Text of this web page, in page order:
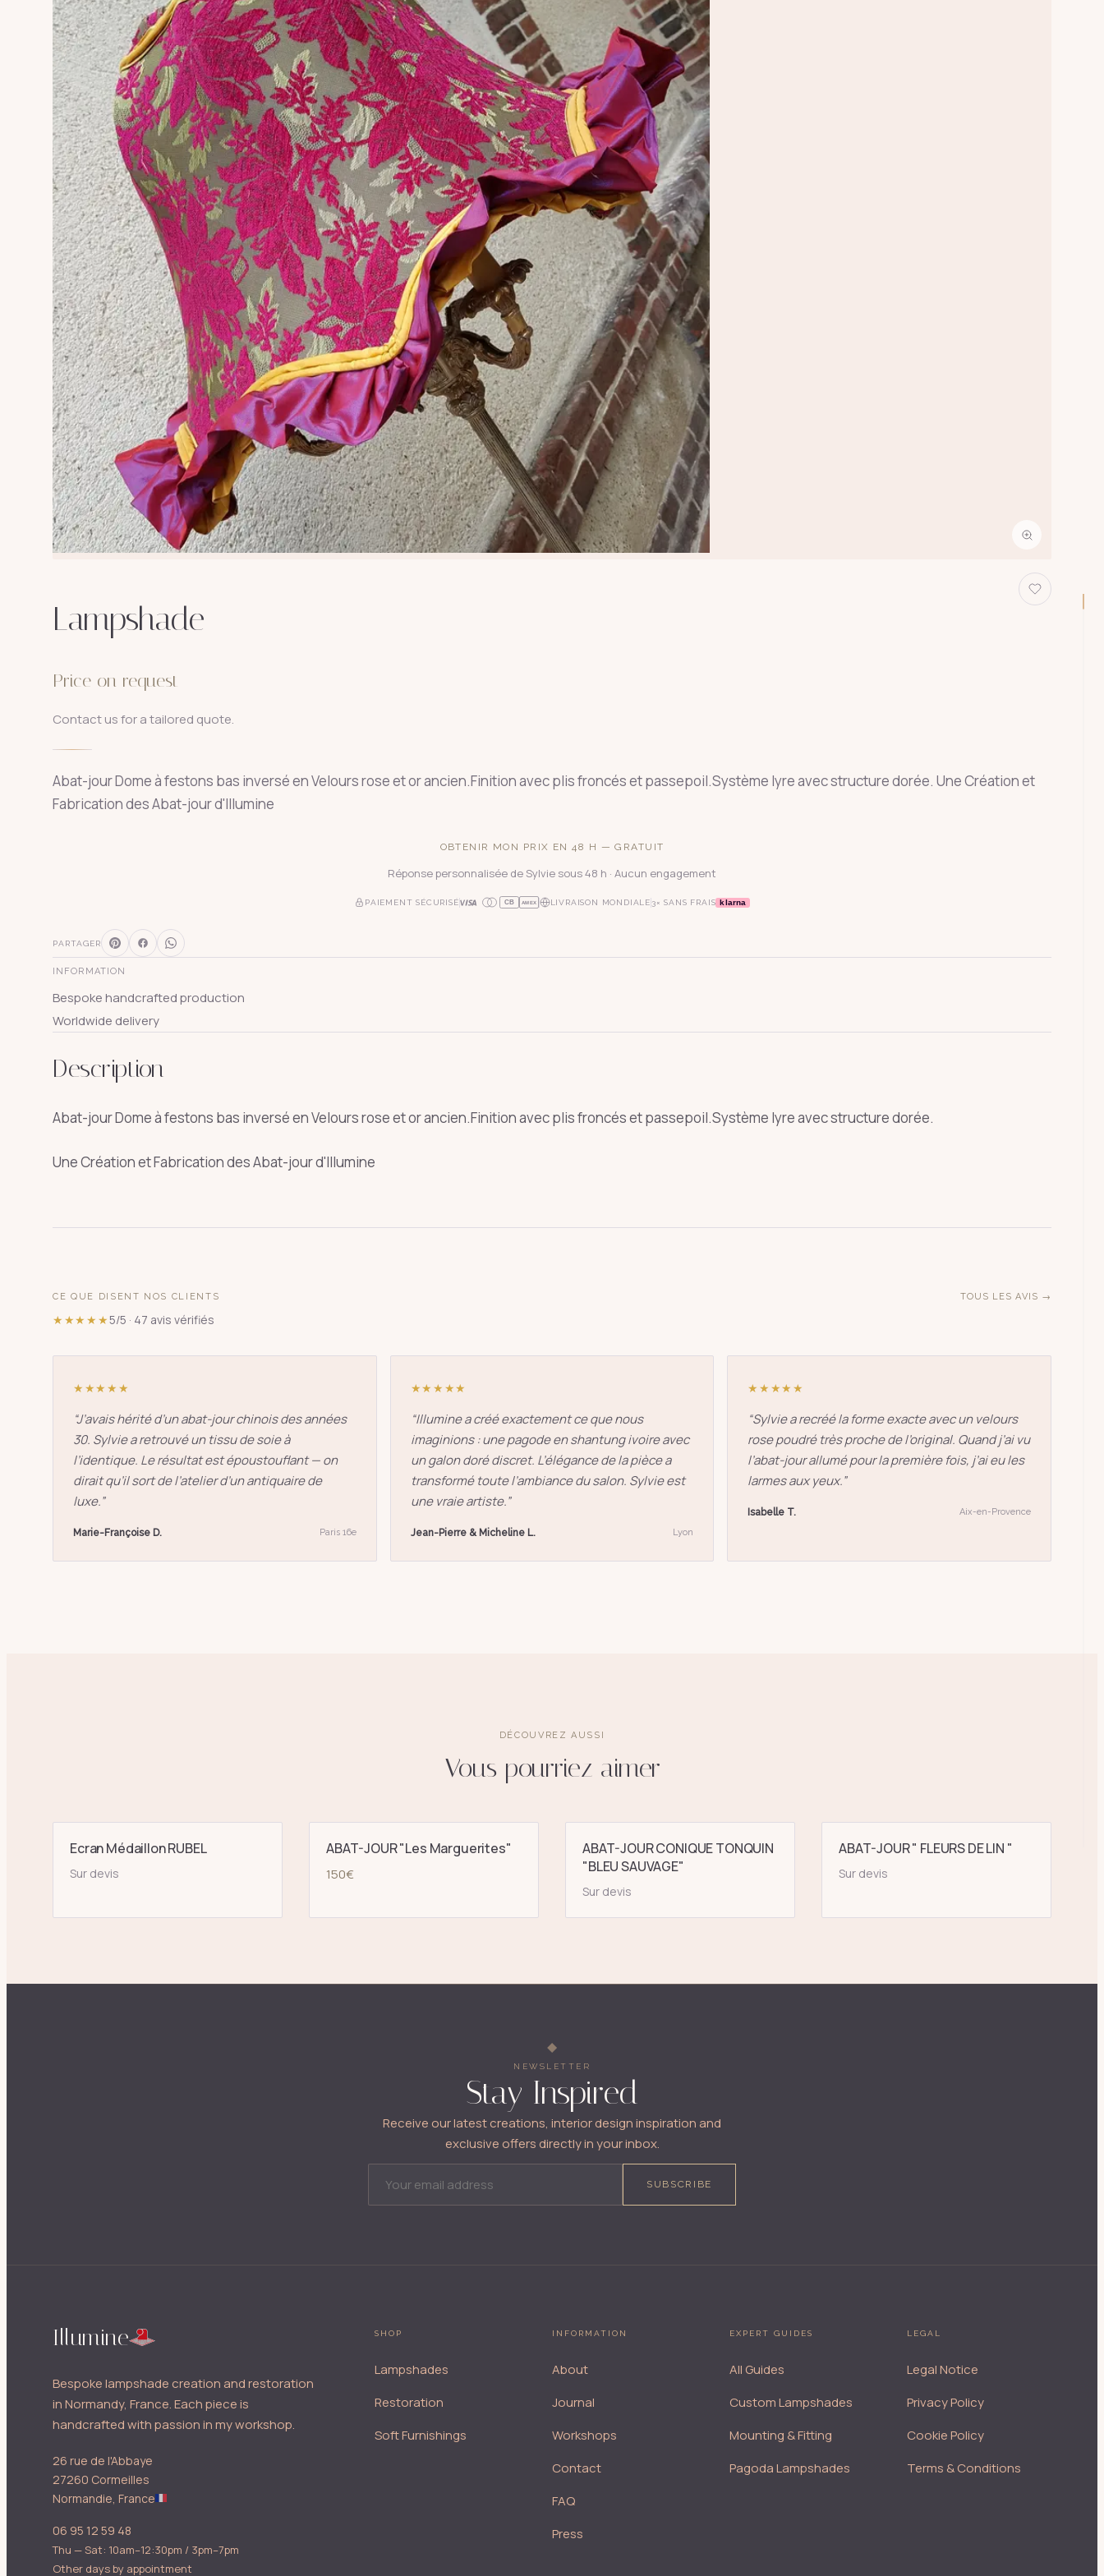
Lampshade
Price on request
Contact us for a tailored quote.
Abat-jour Dome à festons bas inversé en Velours rose et or ancien.Finition avec plis froncés et passepoil.Système lyre avec structure dorée. Une Création et
Fabrication des Abat-jour d'Illumine
OBTENIR MON PRIX EN 48 H — GRATUIT
Réponse personnalisée de Sylvie sous 48 h · Aucun engagement
PAIEMENT SÉCURISÉ CB AMEX LIVRAISON MONDIALE 3× SANS FRAIS klarna
PARTAGER
INFORMATION
Bespoke handcrafted production
Worldwide delivery
Description
Abat-jour Dome à festons bas inversé en Velours rose et or ancien.Finition avec plis froncés et passepoil.Système lyre avec structure dorée.
Une Création et Fabrication des Abat-jour d'Illumine
CE QUE DISENT NOS CLIENTS
★★★★★5/5 · 47 avis vérifiés
TOUS LES AVIS →
★★★★★
“J’avais hérité d’un abat-jour chinois des années
30. Sylvie a retrouvé un tissu de soie à
l’identique. Le résultat est époustouflant — on
dirait qu’il sort de l’atelier d’un antiquaire de
luxe.”
Marie-Françoise D. Paris 16e
★★★★★
“Illumine a créé exactement ce que nous
imaginions : une pagode en shantung ivoire avec
un galon doré discret. L’élégance de la pièce a
transformé toute l’ambiance du salon. Sylvie est
une vraie artiste.”
Jean-Pierre & Micheline L. Lyon
★★★★★
“Sylvie a recréé la forme exacte avec un velours
rose poudré très proche de l’original. Quand j’ai vu
l’abat-jour allumé pour la première fois, j’ai eu les
larmes aux yeux.”
Isabelle T. Aix-en-Provence
DÉCOUVREZ AUSSI
Vous pourriez aimer
Ecran Médaillon RUBEL
Sur devis
ABAT-JOUR "Les Marguerites"
150€
ABAT-JOUR CONIQUE TONQUIN
"BLEU SAUVAGE"
Sur devis
ABAT-JOUR " FLEURS DE LIN "
Sur devis
NEWSLETTER
Stay Inspired
Receive our latest creations, interior design inspiration and
exclusive offers directly in your inbox.
SUBSCRIBE
Illumine
Bespoke lampshade creation and restoration
in Normandy, France. Each piece is
handcrafted with passion in my workshop.
26 rue de l'Abbaye
27260 Cormeilles
Normandie, France
06 95 12 59 48
Thu — Sat: 10am–12:30pm / 3pm–7pm
Other days by appointment
SHOP
Lampshades
Restoration
Soft Furnishings
INFORMATION
About
Journal
Workshops
Contact
FAQ
Press
EXPERT GUIDES
All Guides
Custom Lampshades
Mounting & Fitting
Pagoda Lampshades
LEGAL
Legal Notice
Privacy Policy
Cookie Policy
Terms & Conditions
ÉCHAP